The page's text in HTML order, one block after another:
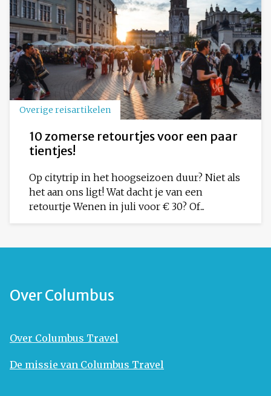
Overige reisartikelen
10 zomerse retourtjes voor een paar
tientjes!
Op citytrip in het hoogseizoen duur? Niet als
het aan ons ligt! Wat dacht je van een
retourtje Wenen in juli voor € 30? Of...
Over Columbus
Over Columbus Travel
De missie van Columbus Travel